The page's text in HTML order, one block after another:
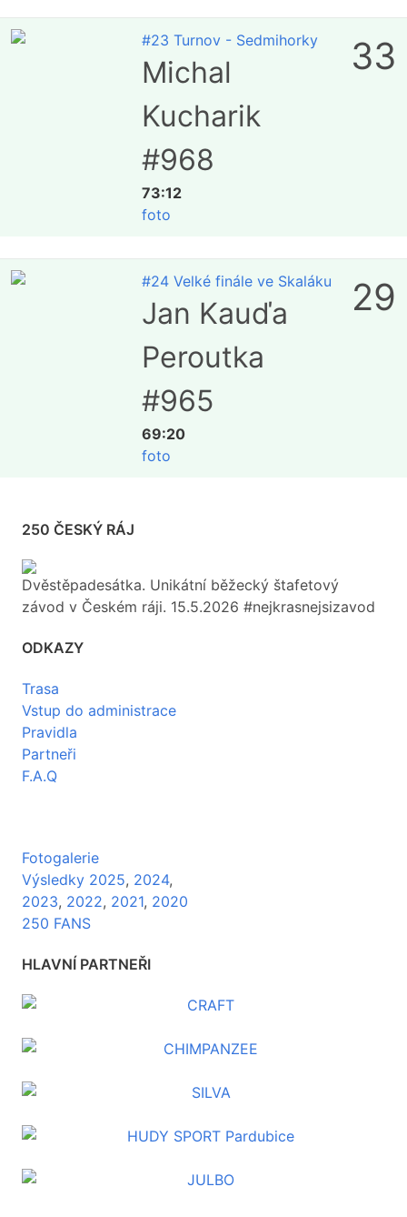
#23 Turnov - Sedmihorky
Michal
Kucharik
#968
73:12
foto
33
#24 Velké finále ve Skaláku
Jan Kauďa
Peroutka
#965
69:20
foto
29
250 ČESKÝ RÁJ
Dvěstěpadesátka. Unikátní běžecký štafetový
závod v Českém ráji. 15.5.2026 #nejkrasnejsizavod
ODKAZY
Trasa
Vstup do administrace
Pravidla
Partneři
F.A.Q
Fotogalerie
Výsledky 2025, 2024,
2023, 2022, 2021, 2020
250 FANS
HLAVNÍ PARTNEŘI